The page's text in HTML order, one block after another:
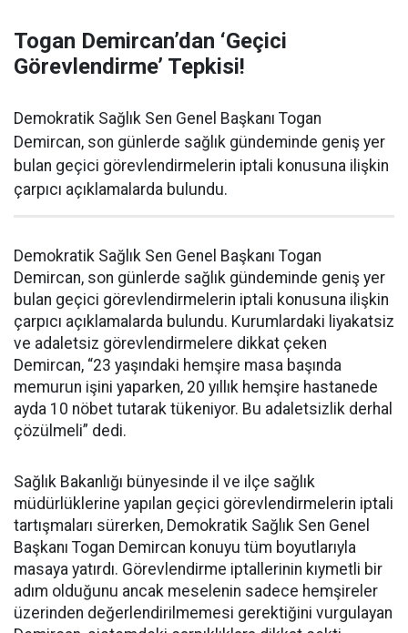
Togan Demircan’dan ‘Geçici
Görevlendirme’ Tepkisi!
Demokratik Sağlık Sen Genel Başkanı Togan
Demircan, son günlerde sağlık gündeminde geniş yer
bulan geçici görevlendirmelerin iptali konusuna ilişkin
çarpıcı açıklamalarda bulundu.
Demokratik Sağlık Sen Genel Başkanı Togan
Demircan, son günlerde sağlık gündeminde geniş yer
bulan geçici görevlendirmelerin iptali konusuna ilişkin
çarpıcı açıklamalarda bulundu. Kurumlardaki liyakatsiz
ve adaletsiz görevlendirmelere dikkat çeken
Demircan, “23 yaşındaki hemşire masa başında
memurun işini yaparken, 20 yıllık hemşire hastanede
ayda 10 nöbet tutarak tükeniyor. Bu adaletsizlik derhal
çözülmeli” dedi.
Sağlık Bakanlığı bünyesinde il ve ilçe sağlık
müdürlüklerine yapılan geçici görevlendirmelerin iptali
tartışmaları sürerken, Demokratik Sağlık Sen Genel
Başkanı Togan Demircan konuyu tüm boyutlarıyla
masaya yatırdı. Görevlendirme iptallerinin kıymetli bir
adım olduğunu ancak meselenin sadece hemşireler
üzerinden değerlendirilmemesi gerektiğini vurgulayan